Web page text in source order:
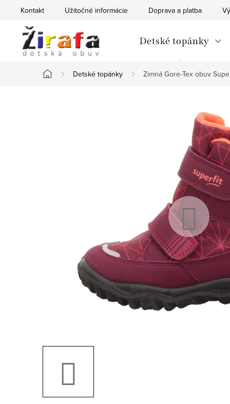
Kontakt Užitočné informácie Doprava a platba
Detské topánky
Domov
Detské topánky Zimná Gore-Tex obuv